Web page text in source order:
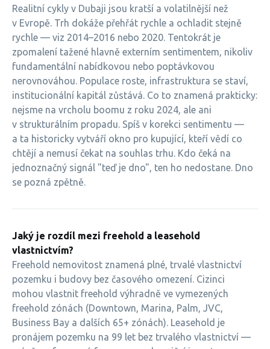
Realitní cykly v Dubaji jsou kratší a volatilnější než
v Evropě. Trh dokáže přehřát rychle a ochladit stejně
rychle — viz 2014–2016 nebo 2020. Tentokrát je
zpomalení tažené hlavně externím sentimentem, nikoliv
fundamentální nabídkovou nebo poptávkovou
nerovnováhou. Populace roste, infrastruktura se staví,
institucionální kapitál zůstává. Co to znamená prakticky:
nejsme na vrcholu boomu z roku 2024, ale ani
v strukturálním propadu. Spíš v korekci sentimentu —
a ta historicky vytváří okno pro kupující, kteří vědí co
chtějí a nemusí čekat na souhlas trhu. Kdo čeká na
jednoznačný signál "teď je dno", ten ho nedostane. Dno
se pozná zpětně.
Jaký je rozdíl mezi freehold a leasehold
vlastnictvím?
Freehold nemovitost znamená plné, trvalé vlastnictví
pozemku i budovy bez časového omezení. Cizinci
mohou vlastnit freehold výhradně ve vymezených
freehold zónách (Downtown, Marina, Palm, JVC,
Business Bay a dalších 65+ zónách). Leasehold je
pronájem pozemku na 99 let bez trvalého vlastnictví —